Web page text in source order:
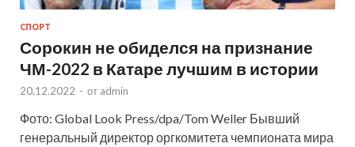
СПОРТ
Сорокин не обиделся на признание
ЧМ-2022 в Катаре лучшим в истории
20.12.2022 - от admin
Фото: Global Look Press/dpa/Tom Weller Бывший
генеральный директор оргкомитета чемпионата мира